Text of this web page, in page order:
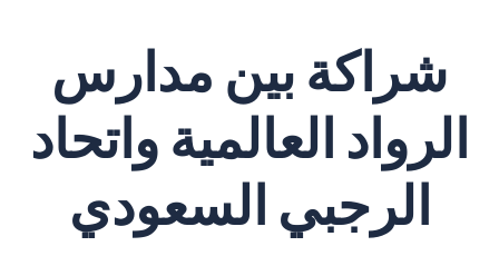
شراكة بين مدارس
الرواد العالمية واتحاد
الرجبي السعودي